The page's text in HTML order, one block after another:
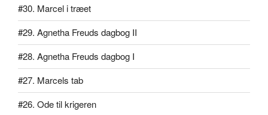
#30. Marcel i træet
#29. Agnetha Freuds dagbog II
#28. Agnetha Freuds dagbog I
#27. Marcels tab
#26. Ode til krigeren